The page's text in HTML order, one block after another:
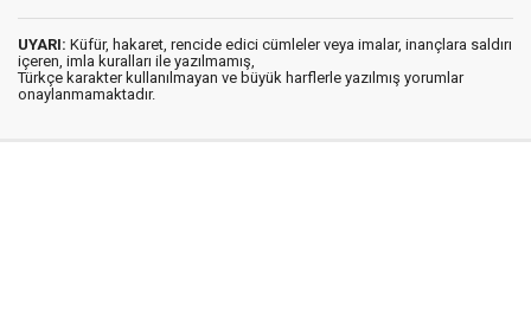
UYARI: Küfür, hakaret, rencide edici cümleler veya imalar, inançlara saldırı
içeren, imla kuralları ile yazılmamış,
Türkçe karakter kullanılmayan ve büyük harflerle yazılmış yorumlar
onaylanmamaktadır.